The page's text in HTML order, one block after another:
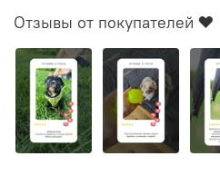
Отзывы от покупателей ❤️